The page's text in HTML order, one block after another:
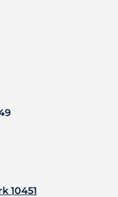
10451